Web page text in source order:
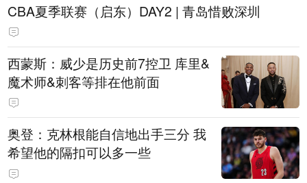
CBA夏季联赛（启东）DAY2 | 青岛惜败深圳
西蒙斯：威少是历史前7控卫 库里&
魔术师&刺客等排在他前面
奥登：克林根能自信地出手三分 我
希望他的隔扣可以多一些